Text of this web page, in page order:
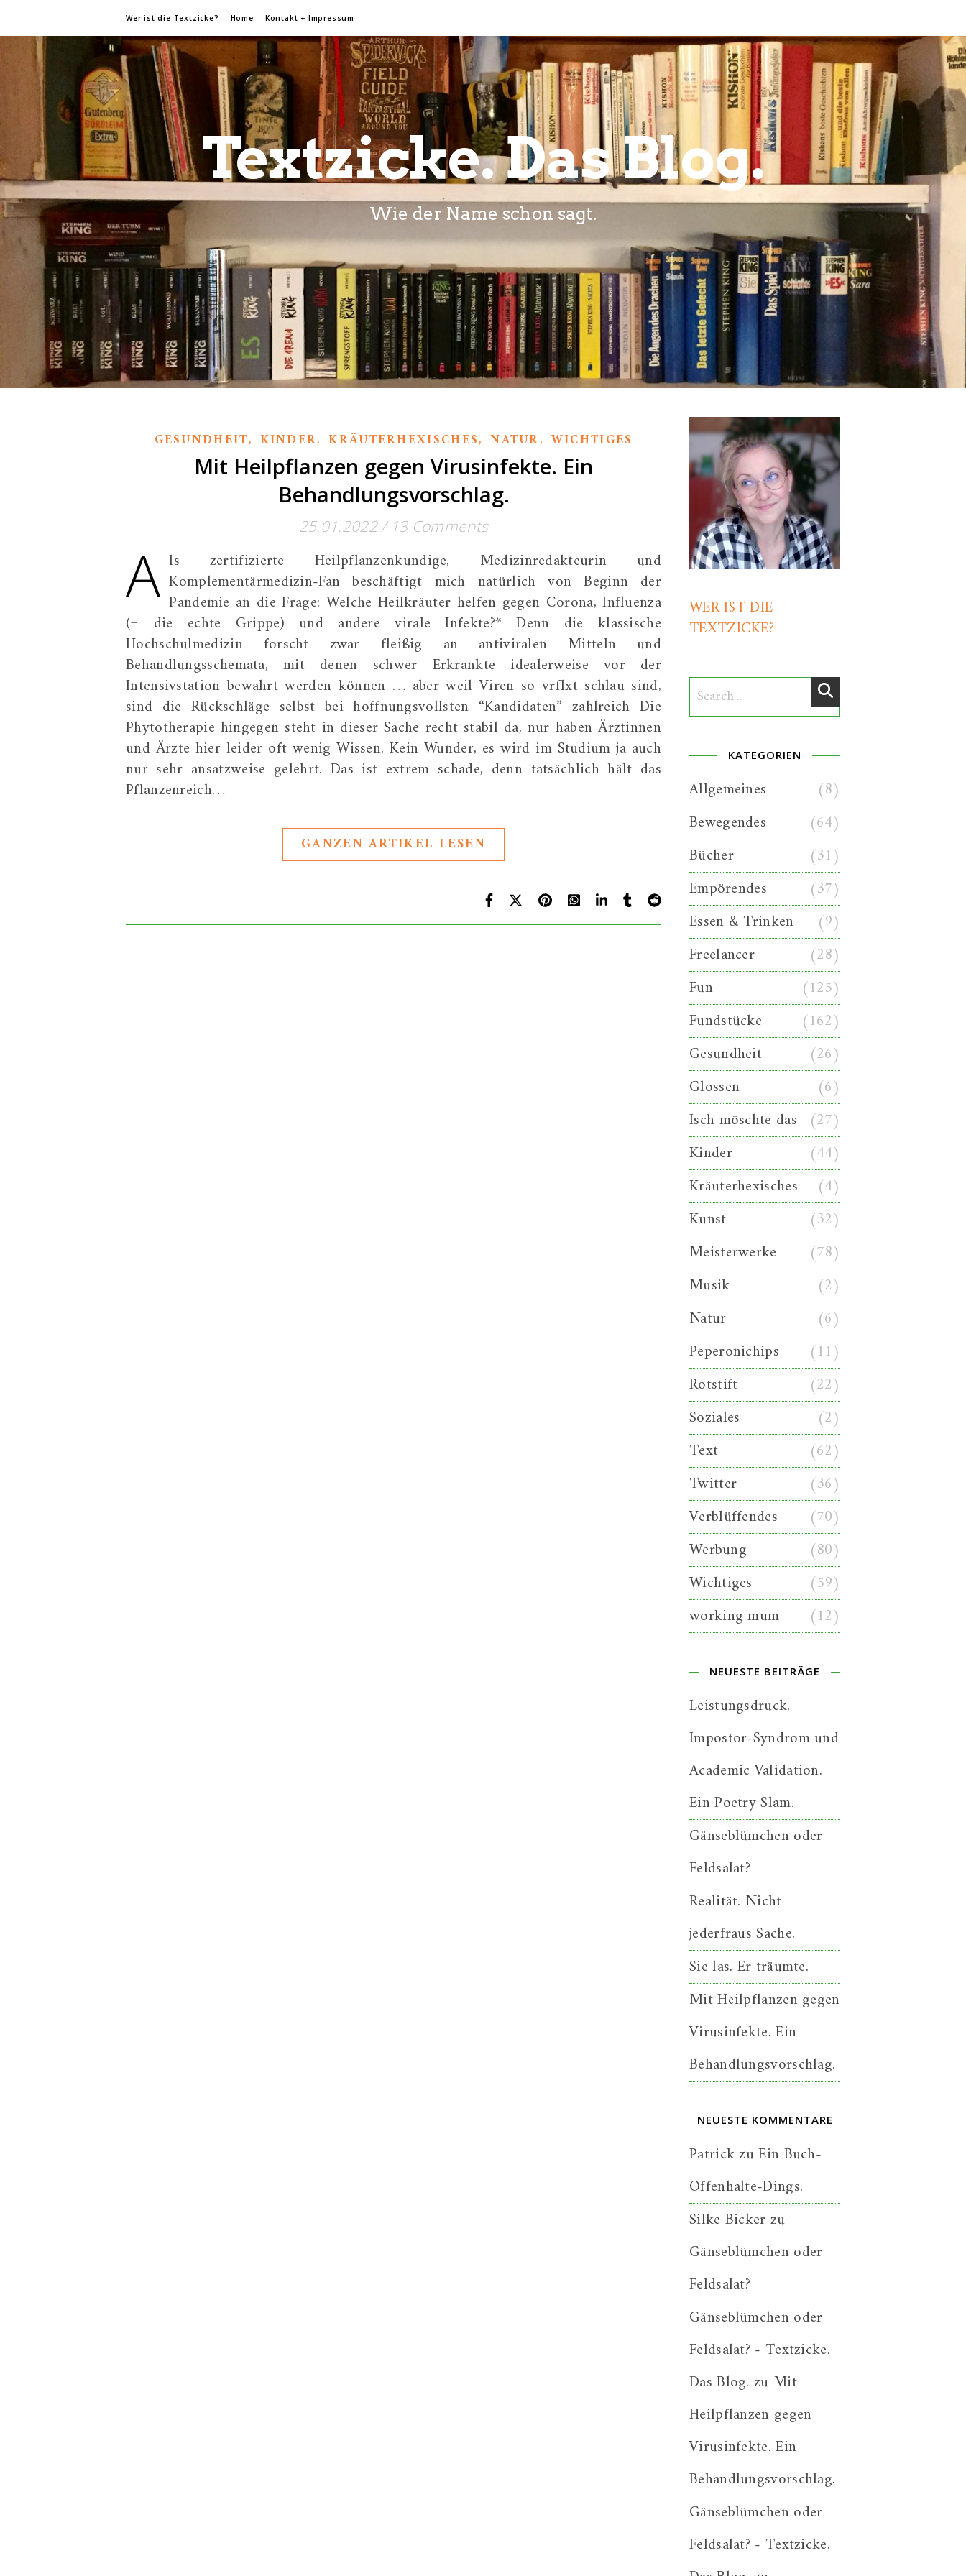
Wer ist die Textzicke? Home Kontakt + Impressum
Textzicke. Das Blog.
Wie der Name schon sagt.
GESUNDHEIT, KINDER,KRÄUTERHEXISCHES,NATUR, WICHTIGES
Mit Heilpflanzen gegen Virusinfekte. Ein
Behandlungsvorschlag.
25.01.2022/ 13 Comments
A ls zertifizierte Heilpflanzenkundige, Medizinredakteurin und
Komplementärmedizin-Fan beschäftigt mich natürlich von Beginn der
Pandemie an die Frage: Welche Heilkräuter helfen gegen Corona, Influenza
(= die echte Grippe) und andere virale Infekte?* Denn die klassische
Hochschulmedizin forscht zwar fleißig an antiviralen Mitteln und
Behandlungsschemata, mit denen schwer Erkrankte idealerweise vor der
Intensivstation bewahrt werden können … aber weil Viren so vrflxt schlau sind,
sind die Rückschläge selbst bei hoffnungsvollsten “Kandidaten” zahlreich Die
Phytotherapie hingegen steht in dieser Sache recht stabil da, nur haben Ärztinnen
und Ärzte hier leider oft wenig Wissen. Kein Wunder, es wird im Studium ja auch
nur sehr ansatzweise gelehrt. Das ist extrem schade, denn tatsächlich hält das
Pflanzenreich…
GANZEN ARTIKEL LESEN
WER IST DIE
TEXTZICKE?
KATEGORIEN
Allgemeines
(8)
Bewegendes
(64)
Bücher
(31)
Empörendes
(37)
Essen & Trinken
(9)
Freelancer
(28)
Fun
(125)
Fundstücke
(162)
Gesundheit
(26)
Glossen
(6)
Isch möschte das (27)
Kinder
(44)
Kräuterhexisches
(4)
Kunst
(32)
Meisterwerke
(78)
Musik
(2)
Natur
(6)
Peperonichips
(11)
Rotstift
(22)
Soziales
(2)
Text
(62)
Twitter
(36)
Verblüffendes
(70)
Werbung
(80)
Wichtiges
(59)
working mum
(12)
NEUESTE BEITRÄGE
Leistungsdruck,
Impostor-Syndrom und
Academic Validation.
Ein Poetry Slam.
Gänseblümchen oder
Feldsalat?
Realität. Nicht
jederfraus Sache.
Sie las. Er träumte.
Mit Heilpflanzen gegen
Virusinfekte. Ein
Behandlungsvorschlag.
NEUESTE KOMMENTARE
PatrickzuEin Buch-
Offenhalte-Dings.
Silke Bickerzu
Gänseblümchen oder
Feldsalat?
Gänseblümchen oder
Feldsalat? - Textzicke.
Das Blog. zu Mit
Heilpflanzen gegen
Virusinfekte. Ein
Behandlungsvorschlag.
Gänseblümchen oder
Feldsalat? - Textzicke.